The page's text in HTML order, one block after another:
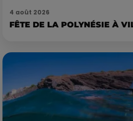
4 août 2026
FÊTE DE LA POLYNÉSIE À